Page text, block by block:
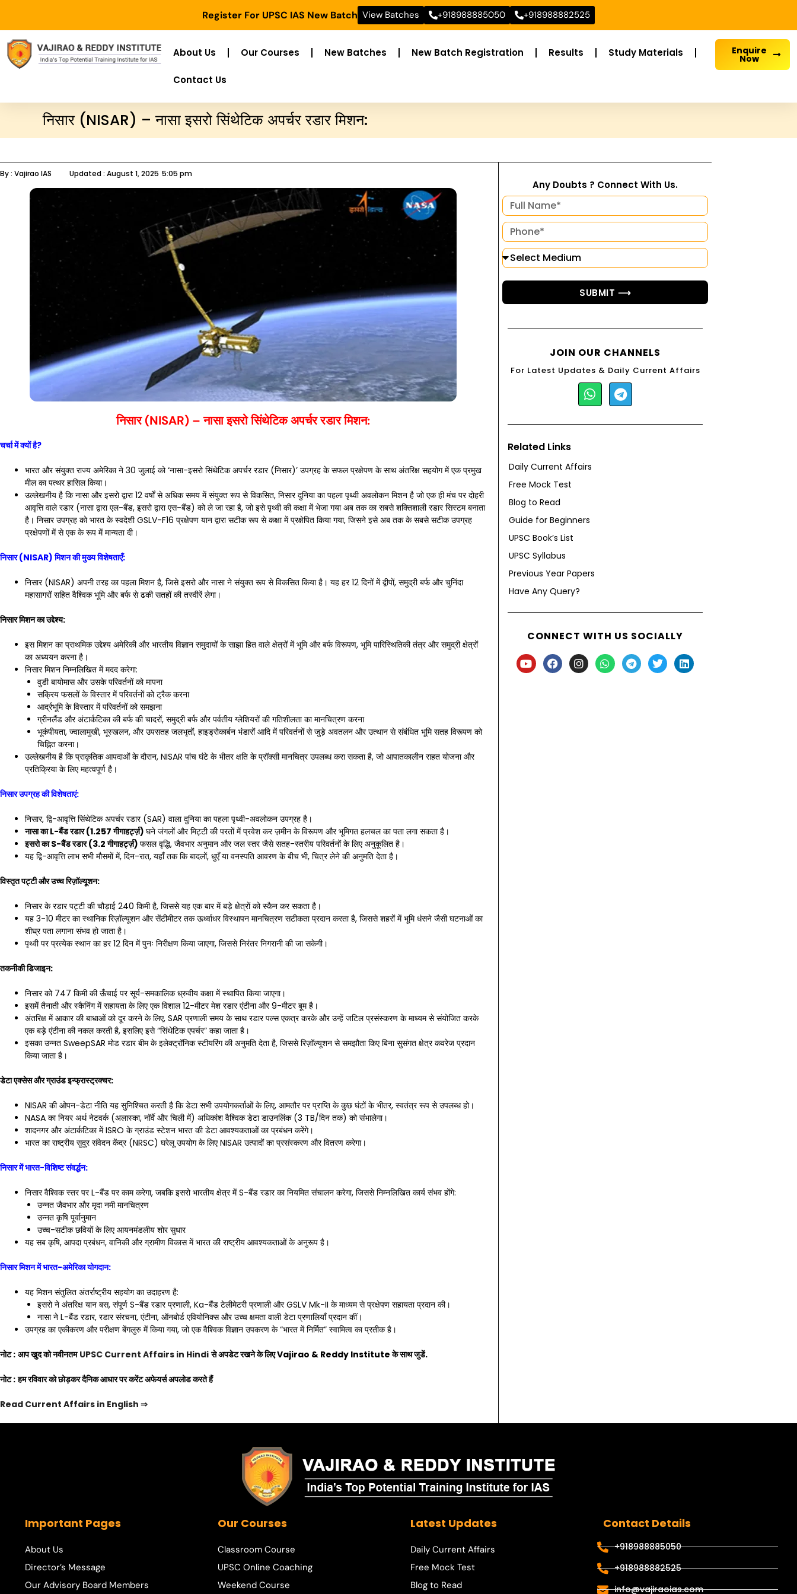
Register For UPSC IAS New Batch View Batches +918988885050 +918988882525
About Us Our Courses New Batches New Batch Registration Results Study Materials
Contact Us
Enquire
Now
निसार (NISAR) – नासा इसरो सिंथेटिक अपर्चर रडार मिशन:
By : Vajirao IAS Updated : August 1, 2025 5:05 pm
निसार (NISAR) – नासा इसरो सिंथेटिक अपर्चर रडार मिशन:
चर्चा में क्यों है?
भारत और संयुक्त राज्य अमेरिका ने 30 जुलाई को ‘नासा-इसरो सिंथेटिक अपर्चर रडार (निसार)’ उपग्रह के सफल प्रक्षेपण के साथ अंतरिक्ष सहयोग में एक प्रमुख
मील का पत्थर हासिल किया।
उल्लेखनीय है कि नासा और इसरो द्वारा 12 वर्षों से अधिक समय में संयुक्त रूप से विकसित, निसार दुनिया का पहला पृथ्वी अवलोकन मिशन है जो एक ही मंच पर दोहरी
आवृत्ति वाले रडार (नासा द्वारा एल-बैंड, इसरो द्वारा एस-बैंड) को ले जा रहा है, जो इसे पृथ्वी की कक्षा में भेजा गया अब तक का सबसे शक्तिशाली रडार सिस्टम बनाता
है। निसार उपग्रह को भारत के स्वदेशी GSLV-F16 प्रक्षेपण यान द्वारा सटीक रूप से कक्षा में प्रक्षेपित किया गया, जिसने इसे अब तक के सबसे सटीक उपग्रह
प्रक्षेपणों में से एक के रूप में मान्यता दी।
निसार (NISAR) मिशन की मुख्य विशेषताएँ:
निसार (NISAR) अपनी तरह का पहला मिशन है, जिसे इसरो और नासा ने संयुक्त रूप से विकसित किया है। यह हर 12 दिनों में द्वीपों, समुद्री बर्फ और चुनिंदा
महासागरों सहित वैश्विक भूमि और बर्फ से ढकी सतहों की तस्वीरें लेगा।
निसार मिशन का उद्देश्य:
इस मिशन का प्राथमिक उद्देश्य अमेरिकी और भारतीय विज्ञान समुदायों के साझा हित वाले क्षेत्रों में भूमि और बर्फ विरूपण, भूमि पारिस्थितिकी तंत्र और समुद्री क्षेत्रों
का अध्ययन करना है।
निसार मिशन निम्नलिखित में मदद करेगा:
वुडी बायोमास और उसके परिवर्तनों को मापना
सक्रिय फसलों के विस्तार में परिवर्तनों को ट्रैक करना
आर्द्रभूमि के विस्तार में परिवर्तनों को समझना
ग्रीनलैंड और अंटार्कटिका की बर्फ की चादरों, समुद्री बर्फ और पर्वतीय ग्लेशियरों की गतिशीलता का मानचित्रण करना
भूकंपीयता, ज्वालामुखी, भूस्खलन, और उपसतह जलभृतों, हाइड्रोकार्बन भंडारों आदि में परिवर्तनों से जुड़े अवतलन और उत्थान से संबंधित भूमि सतह विरूपण को
चिह्नित करना।
उल्लेखनीय है कि प्राकृतिक आपदाओं के दौरान, NISAR पांच घंटे के भीतर क्षति के प्रॉक्सी मानचित्र उपलब्ध करा सकता है, जो आपातकालीन राहत योजना और
प्रतिक्रिया के लिए महत्वपूर्ण है।
निसार उपग्रह की विशेषताएं:
निसार, द्वि-आवृत्ति सिंथेटिक अपर्चर रडार (SAR) वाला दुनिया का पहला पृथ्वी-अवलोकन उपग्रह है।
नासा का L-बैंड रडार (1.257 गीगाहर्ट्ज़) घने जंगलों और मिट्टी की परतों में प्रवेश कर ज़मीन के विरूपण और भूमिगत हलचल का पता लगा सकता है।
इसरो का S-बैंड रडार (3.2 गीगाहर्ट्ज़) फसल वृद्धि, जैवभार अनुमान और जल स्तर जैसे सतह-स्तरीय परिवर्तनों के लिए अनुकूलित है।
यह द्वि-आवृत्ति लाभ सभी मौसमों में, दिन-रात, यहाँ तक कि बादलों, धुएँ या वनस्पति आवरण के बीच भी, चित्र लेने की अनुमति देता है।
विस्तृत पट्टी और उच्च रिज़ॉल्यूशन:
निसार के रडार पट्टी की चौड़ाई 240 किमी है, जिससे यह एक बार में बड़े क्षेत्रों को स्कैन कर सकता है।
यह 3-10 मीटर का स्थानिक रिज़ॉल्यूशन और सेंटीमीटर तक ऊर्ध्वाधर विस्थापन मानचित्रण सटीकता प्रदान करता है, जिससे शहरों में भूमि धंसने जैसी घटनाओं का
शीघ्र पता लगाना संभव हो जाता है।
पृथ्वी पर प्रत्येक स्थान का हर 12 दिन में पुनः निरीक्षण किया जाएगा, जिससे निरंतर निगरानी की जा सकेगी।
तकनीकी डिजाइन:
निसार को 747 किमी की ऊँचाई पर सूर्य-समकालिक ध्रुवीय कक्षा में स्थापित किया जाएगा।
इसमें तैनाती और स्कैनिंग में सहायता के लिए एक विशाल 12-मीटर मेश रडार एंटीना और 9-मीटर बूम है।
अंतरिक्ष में आकार की बाधाओं को दूर करने के लिए, SAR प्रणाली समय के साथ रडार पल्स एकत्र करके और उन्हें जटिल प्रसंस्करण के माध्यम से संयोजित करके
एक बड़े एंटीना की नकल करती है, इसलिए इसे “सिंथेटिक एपर्चर” कहा जाता है।
इसका उन्नत SweepSAR मोड रडार बीम के इलेक्ट्रॉनिक स्टीयरिंग की अनुमति देता है, जिससे रिज़ॉल्यूशन से समझौता किए बिना सुसंगत क्षेत्र कवरेज प्रदान
किया जाता है।
डेटा एक्सेस और ग्राउंड इन्फ्रास्ट्रक्चर:
NISAR की ओपन-डेटा नीति यह सुनिश्चित करती है कि डेटा सभी उपयोगकर्ताओं के लिए, आमतौर पर प्राप्ति के कुछ घंटों के भीतर, स्वतंत्र रूप से उपलब्ध हो।
NASA का नियर अर्थ नेटवर्क (अलास्का, नॉर्वे और चिली में) अधिकांश वैश्विक डेटा डाउनलिंक (3 TB/दिन तक) को संभालेगा।
शादनगर और अंटार्कटिका में ISRO के ग्राउंड स्टेशन भारत की डेटा आवश्यकताओं का प्रबंधन करेंगे।
भारत का राष्ट्रीय सुदूर संवेदन केंद्र (NRSC) घरेलू उपयोग के लिए NISAR उत्पादों का प्रसंस्करण और वितरण करेगा।
निसार में भारत-विशिष्ट संवर्द्धन:
निसार वैश्विक स्तर पर L-बैंड पर काम करेगा, जबकि इसरो भारतीय क्षेत्र में S-बैंड रडार का नियमित संचालन करेगा, जिससे निम्नलिखित कार्य संभव होंगे:
उन्नत जैवभार और मृदा नमी मानचित्रण
उन्नत कृषि पूर्वानुमान
उच्च-सटीक छवियों के लिए आयनमंडलीय शोर सुधार
यह सब कृषि, आपदा प्रबंधन, वानिकी और ग्रामीण विकास में भारत की राष्ट्रीय आवश्यकताओं के अनुरूप है।
निसार मिशन में भारत-अमेरिका योगदान:
यह मिशन संतुलित अंतर्राष्ट्रीय सहयोग का उदाहरण है:
इसरो ने अंतरिक्ष यान बस, संपूर्ण S-बैंड रडार प्रणाली, Ka-बैंड टेलीमेटरी प्रणाली और GSLV Mk-II के माध्यम से प्रक्षेपण सहायता प्रदान की।
नासा ने L-बैंड रडार, रडार संरचना, एंटीना, ऑनबोर्ड एवियोनिक्स और उच्च क्षमता वाली डेटा प्रणालियाँ प्रदान कीं।
उपग्रह का एकीकरण और परीक्षण बेंगलुरु में किया गया, जो एक वैश्विक विज्ञान उपकरण के “भारत में निर्मित” स्वामित्व का प्रतीक है।
नोट : आप खुद को नवीनतम UPSC Current Affairs in Hindi से अपडेट रखने के लिएVajirao & Reddy Instituteके साथ जुडें.
नोट : हम रविवार को छोड़कर दैनिक आधार पर करेंट अफेयर्स अपलोड करते हैं
Read Current Affairs in English ⇒
Any Doubts ? Connect With Us.
SUBMIT ⟶
JOIN OUR CHANNELS
For Latest Updates & Daily Current Affairs
Related Links
Daily Current Affairs
Free Mock Test
Blog to Read
Guide for Beginners
UPSC Book’s List
UPSC Syllabus
Previous Year Papers
Have Any Query?
CONNECT WITH US SOCIALLY
Important Pages
About Us
Director’s Message
Our Advisory Board Members
Our Courses
Classroom Course
UPSC Online Coaching
Weekend Course
Latest Updates
Daily Current Affairs
Free Mock Test
Blog to Read
Contact Details
+918988885050
+918988882525
info@vajiraoias.com